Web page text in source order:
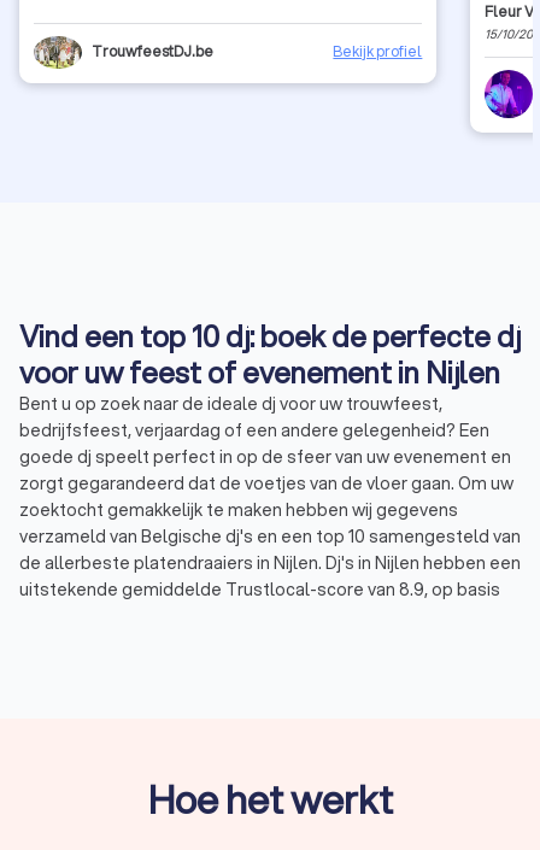
TrouwfeestDJ.be Bekijk profiel
Fleur
15/10/
Vind een top 10 dj: boek de perfecte dj
voor uw feest of evenement in Nijlen
Bent u op zoek naar de ideale dj voor uw trouwfeest,
bedrijfsfeest, verjaardag of een andere gelegenheid? Een
goede dj speelt perfect in op de sfeer van uw evenement en
zorgt gegarandeerd dat de voetjes van de vloer gaan. Om uw
zoektocht gemakkelijk te maken hebben wij gegevens
verzameld van Belgische dj's en een top 10 samengesteld van
de allerbeste platendraaiers in Nijlen. Dj's in Nijlen hebben een
uitstekende gemiddelde Trustlocal-score van 8.9, op basis
Een dj of discjockey is een muziekprofessional die live muziek
mixt en afstemt op het publiek. Wilt u iedereen de dansvloer
Hoe het werkt